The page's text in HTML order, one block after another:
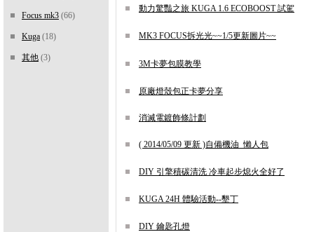
Focus mk3 (66)
Kuga (18)
其他 (3)
動力驚豔之旅 KUGA 1.6 ECOBOOST 試駕
MK3 FOCUS拆光光~~1/5更新圖片~~
3M卡夢包膜教學
原廠燈殼包正卡夢分享
消滅電鍍飾條計劃
( 2014/05/09 更新 )自備機油_懶人包
DIY 引擎積碳清洗 冷車起步熄火全好了
KUGA 24H 體驗活動--墾丁
DIY 鑰匙孔燈